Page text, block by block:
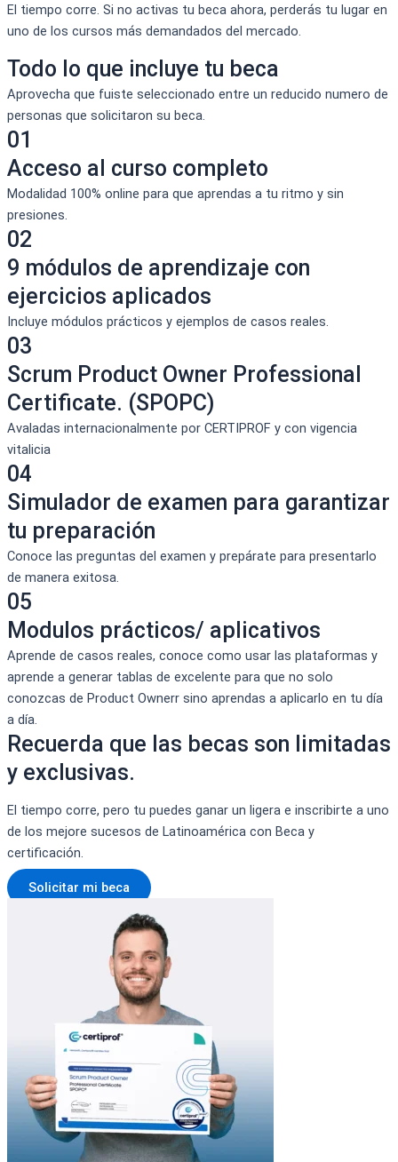
El tiempo corre. Si no activas tu beca ahora, perderás tu lugar en
uno de los cursos más demandados del mercado.
Todo lo que incluye tu beca
Aprovecha que fuiste seleccionado entre un reducido numero de
personas que solicitaron su beca.
01
Acceso al curso completo
Modalidad 100% online para que aprendas a tu ritmo y sin
presiones.
02
9 módulos de aprendizaje con
ejercicios aplicados
Incluye módulos prácticos y ejemplos de casos reales.
03
Scrum Product Owner Professional
Certificate. (SPOPC)
Avaladas internacionalmente por CERTIPROF y con vigencia
vitalicia
04
Simulador de examen para garantizar
tu preparación
Conoce las preguntas del examen y prepárate para presentarlo
de manera exitosa.
05
Modulos prácticos/ aplicativos
Aprende de casos reales, conoce como usar las plataformas y
aprende a generar tablas de excelente para que no solo
conozcas de Product Ownerr sino aprendas a aplicarlo en tu día
a día.
Recuerda que las becas son limitadas
y exclusivas.
El tiempo corre, pero tu puedes ganar un ligera e inscribirte a uno
de los mejore sucesos de Latinoamérica con Beca y
certificación.
Solicitar mi beca